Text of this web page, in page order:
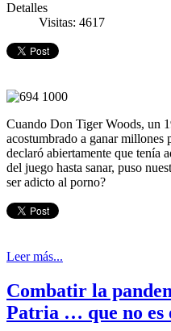
Detalles
Visitas: 4617
Cuando Don Tiger Woods, un
acostumbrado a ganar millones
declaró abiertamente que tenía
del juego hasta sanar, puso
ser adicto al porno?
Leer más...
Combatir la
Patria … que no es